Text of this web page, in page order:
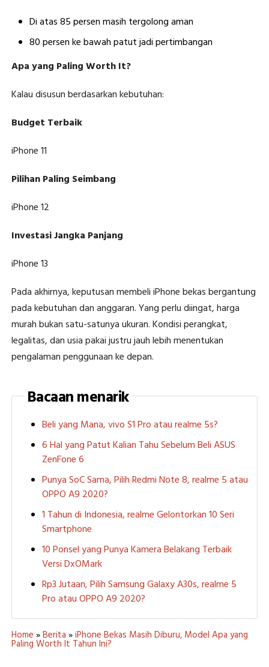
Di atas 85 persen masih tergolong aman
80 persen ke bawah patut jadi pertimbangan
Apa yang Paling Worth It?
Kalau disusun berdasarkan kebutuhan:
Budget Terbaik
iPhone 11
Pilihan Paling Seimbang
iPhone 12
Investasi Jangka Panjang
iPhone 13
Pada akhirnya, keputusan membeli iPhone bekas bergantung
pada kebutuhan dan anggaran. Yang perlu diingat, harga
murah bukan satu-satunya ukuran. Kondisi perangkat,
legalitas, dan usia pakai justru jauh lebih menentukan
pengalaman penggunaan ke depan.
Bacaan menarik
Beli yang Mana, vivo S1 Pro atau realme 5s?
6 Hal yang Patut Kalian Tahu Sebelum Beli ASUS
ZenFone 6
Punya SoC Sama, Pilih Redmi Note 8, realme 5 atau
OPPO A9 2020?
1 Tahun di Indonesia, realme Gelontorkan 10 Seri
Smartphone
10 Ponsel yang Punya Kamera Belakang Terbaik
Versi DxOMark
Rp3 Jutaan, Pilih Samsung Galaxy A30s, realme 5
Pro atau OPPO A9 2020?
Home »Berita »iPhone Bekas Masih Diburu, Model Apa yang
Paling Worth It Tahun Ini?